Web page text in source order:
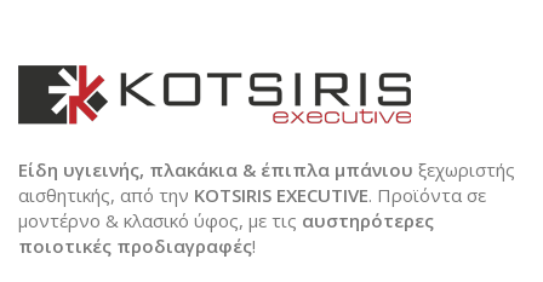
Είδη υγιεινής, πλακάκια & έπιπλα μπάνιου ξεχωριστής
αισθητικής, από την KOTSIRIS EXECUTIVE. Προϊόντα σε
μοντέρνο & κλασικό ύφος, με τις αυστηρότερες
ποιοτικές προδιαγραφές!